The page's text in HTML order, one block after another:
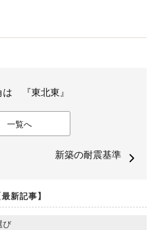
は 『東北東』
一覧へ
新築の耐震基準
最新記事】
び